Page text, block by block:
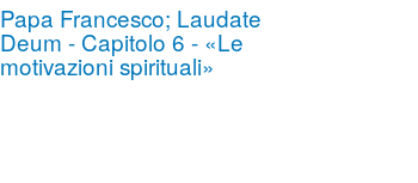
Papa Francesco; Laudate
Deum - Capitolo 6 - «Le
motivazioni spirituali»